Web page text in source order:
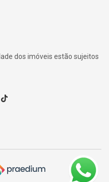
dos imóveis estão sujeitos
TikTok